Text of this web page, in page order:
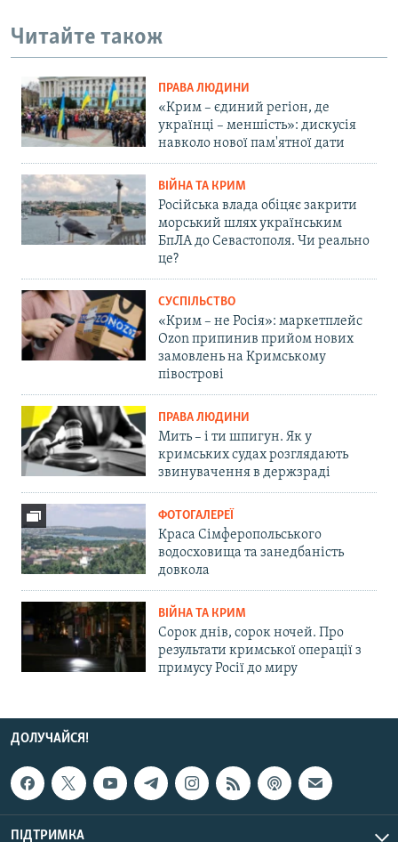
Читайте також
ПРАВА ЛЮДИНИ
«Крим – єдиний регіон, де
українці – меншість»: дискусія
навколо нової пам'ятної дати
ВІЙНА ТА КРИМ
Російська влада обіцяє закрити
морський шлях українським
БпЛА до Севастополя. Чи реально
це?
СУСПІЛЬСТВО
«Крим – не Росія»: маркетплейс
Ozon припинив прийом нових
замовлень на Кримському
півострові
ПРАВА ЛЮДИНИ
Мить – і ти шпигун. Як у
кримських судах розглядають
звинувачення в держзраді
ФОТОГАЛЕРЕЇ
Краса Сімферопольського
водосховища та занедбаність
довкола
ВІЙНА ТА КРИМ
Сорок днів, сорок ночей. Про
результати кримської операції з
примусу Росії до миру
ДОЛУЧАЙСЯ!
ПІДТРИМКА